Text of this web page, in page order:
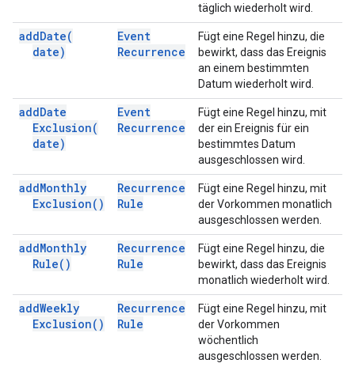
täglich wiederholt wird.
addDate(
date)
Event
Recurrence
Fügt eine Regel hinzu, die
bewirkt, dass das Ereignis
an einem bestimmten
Datum wiederholt wird.
addDate
Exclusion(
date)
Event
Recurrence
Fügt eine Regel hinzu, mit
der ein Ereignis für ein
bestimmtes Datum
ausgeschlossen wird.
addMonthly
Exclusion( )
Recurrence
Rule
Fügt eine Regel hinzu, mit
der Vorkommen monatlich
ausgeschlossen werden.
addMonthly
Rule( )
Recurrence
Rule
Fügt eine Regel hinzu, die
bewirkt, dass das Ereignis
monatlich wiederholt wird.
addWeekly
Exclusion( )
Recurrence
Rule
Fügt eine Regel hinzu, mit
der Vorkommen
wöchentlich
ausgeschlossen werden.